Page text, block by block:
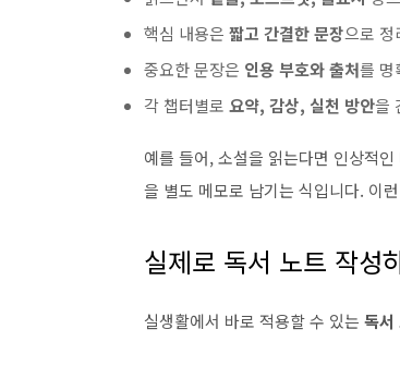
핵심 내용은 짧고 간결한 문장으로 정
중요한 문장은 인용 부호와 출처를 명
각 챕터별로 요약, 감상, 실천 방안을
예를 들어, 소설을 읽는다면 인상적
을 별도 메모로 남기는 식입니다. 이
실제로 독서 노트 작성
실생활에서 바로 적용할 수 있는 독서